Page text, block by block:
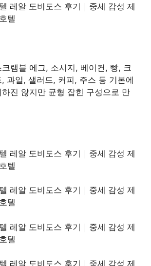
램블 에그, 소시지, 베이컨, 빵, 크
과일, 샐러드, 커피, 주스 등 기본에
진 않지만 균형 잡힌 구성으로 만